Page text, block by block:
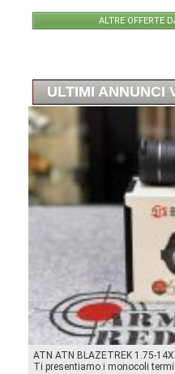
ALTRE OFFERTE
ULTIMI ANNUNCI
ATN ATN BLAZETREK 1.75-
Ti presentiamo i monocoli